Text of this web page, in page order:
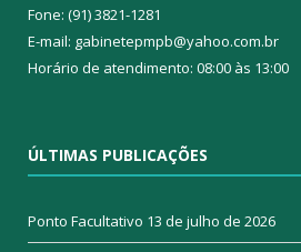
Fone: (91) 3821-1281
E-mail: gabinetepmpb@yahoo.com.br
Horário de atendimento: 08:00 às 13:00
ÚLTIMAS PUBLICAÇÕES
Ponto Facultativo 13 de julho de 2026